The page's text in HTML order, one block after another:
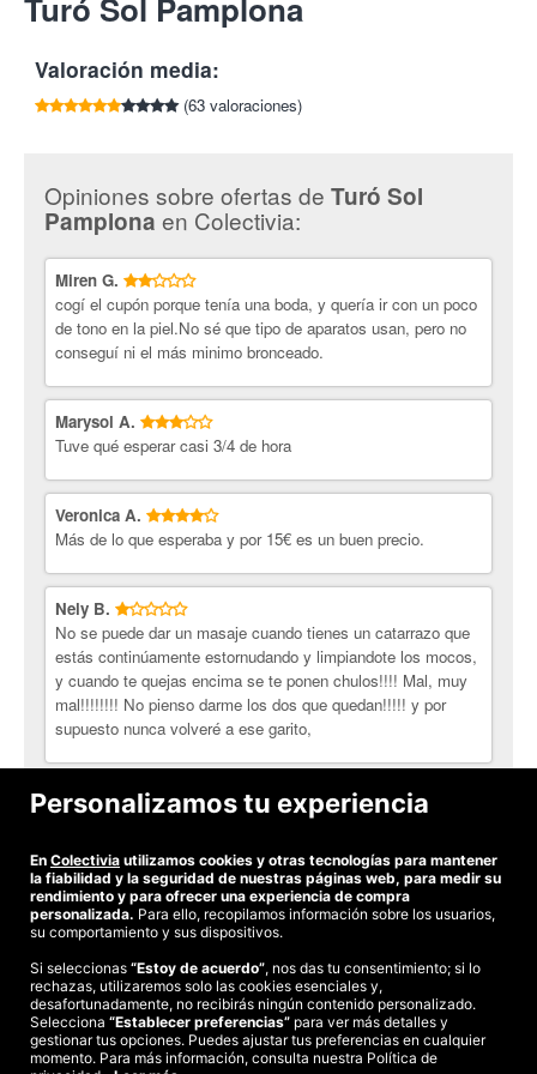
linfático. De esta forma se intensifica el metabolismo, y se
orgánicos.
Al mismo tiempo, los nervios se estimulan mejor y reciben más
Turó SolPamplona abrió sus puertas hace 10 años creando un
nuevo concepto de bronceado artificial con un horario amplio y
un trato personalizado. Cabe destacar que en su local ofrecen
una amplia gama de servicios de estética que te ayudarán a
estar espléndida durante todo el año.
¡Con Colectivia triunfarás estas Navidades!
Tlf:948 153 527
Turó Sol Pamplona
Valoración media:
(63 valoraciones)
Opiniones sobre ofertas de Turó Sol
Pamplona en Colectivia:
Miren G.
cogí el cupón porque tenía una boda, y quería ir con un poco
de tono en la piel.No sé que tipo de aparatos usan, pero no
conseguí ni el más minimo bronceado.
Marysol A.
Tuve qué esperar casi 3/4 de hora
Veronica A.
Más de lo que esperaba y por 15€ es un buen precio.
Nely B.
No se puede dar un masaje cuando tienes un catarrazo que
estás continúamente estornudando y limpiandote los mocos,
y cuando te quejas encima se te ponen chulos!!!! Mal, muy
mal!!!!!!!! No pienso darme los dos que quedan!!!!! y por
supuesto nunca volveré a ese garito,
Maribel S.
la chica de recepción podía ser un poco más amable...
Ver todas las opiniones
©2026 Colectivia
Términos y condiciones|Política de privacidad|Política de cookies
Estudio turismo de verano 2020
Personalizamos tu experiencia
En Colectivia utilizamos cookies y otras tecnologías para mantener
la fiabilidad y la seguridad de nuestras páginas web, para medir su
rendimiento y para ofrecer una experiencia de compra
personalizada. Para ello, recopilamos información sobre los usuarios,
su comportamiento y sus dispositivos.
Si seleccionas “Estoy de acuerdo”, nos das tu consentimiento; si lo
rechazas, utilizaremos solo las cookies esenciales y,
desafortunadamente, no recibirás ningún contenido personalizado.
Selecciona “Establecer preferencias” para ver más detalles y
gestionar tus opciones. Puedes ajustar tus preferencias en cualquier
momento. Para más información, consulta nuestra Política de